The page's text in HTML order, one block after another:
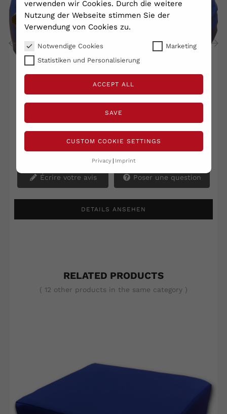
verwenden wir Cookies. Durch die weitere
Nutzung der Webseite stimmen Sie der
Verwendung von Cookies zu.
Notwendige Cookies
Marketing
Statistiken und Personalisierung
ACCEPT ALL
SAVE
CUSTOM COOKIE SETTINGS
Privacy Imprint
Sac En Câlin D'environ 100...
259,95 €
Écrire votre avis Poser une question
DETAILS ANSEHEN
RELATED PRODUCTS
( 12 other products in the same category )